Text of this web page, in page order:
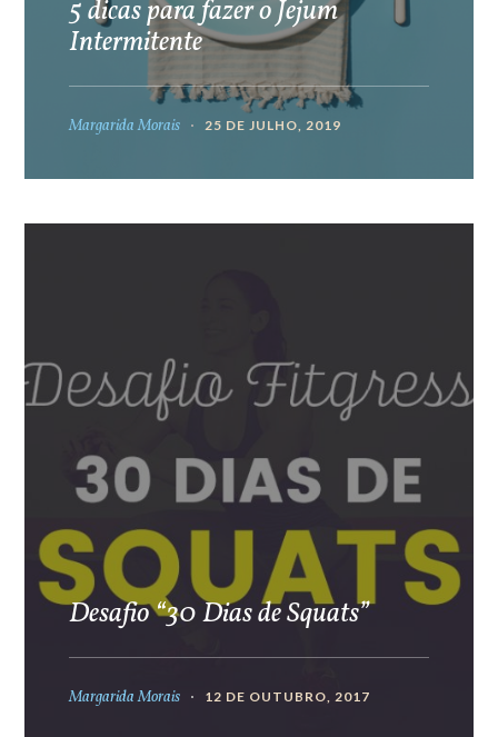
5 dicas para fazer o Jejum
Intermitente
Margarida Morais 25 DE JULHO, 2019
Desafio “30 Dias de Squats”
Margarida Morais 12 DE OUTUBRO, 2017